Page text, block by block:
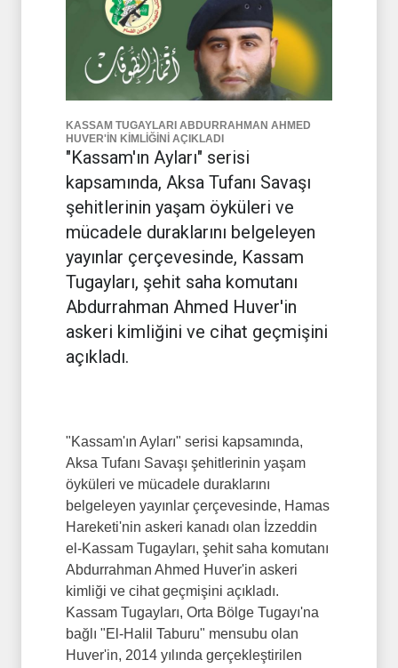
KASSAM TUGAYLARI ABDURRAHMAN AHMED
HUVER'İN KİMLİĞİNİ AÇIKLADI
"Kassam'ın Ayları" serisi
kapsamında, Aksa Tufanı Savaşı
şehitlerinin yaşam öyküleri ve
mücadele duraklarını belgeleyen
yayınlar çerçevesinde, Kassam
Tugayları, şehit saha komutanı
Abdurrahman Ahmed Huver'in
askeri kimliğini ve cihat geçmişini
açıkladı.
"Kassam'ın Ayları" serisi kapsamında,
Aksa Tufanı Savaşı şehitlerinin yaşam
öyküleri ve mücadele duraklarını
belgeleyen yayınlar çerçevesinde, Hamas
Hareketi'nin askeri kanadı olan İzzeddin
el-Kassam Tugayları, şehit saha komutanı
Abdurrahman Ahmed Huver'in askeri
kimliği ve cihat geçmişini açıkladı.
Kassam Tugayları, Orta Bölge Tugayı'na
bağlı "El-Halil Taburu" mensubu olan
Huver'in, 2014 yılında gerçekleştirilen